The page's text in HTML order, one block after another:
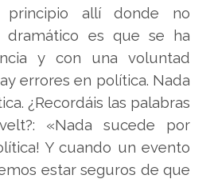
principio allí donde no
dramático es que se ha
y con una voluntad
errores en política. Nada
¿Recordáis las palabras
«Nada sucede por
Y cuando un evento
estar seguros de que